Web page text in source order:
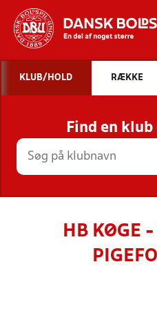
STILLINGER,
KLUB/HOLD RÆKKE
Find en
HB KØGE